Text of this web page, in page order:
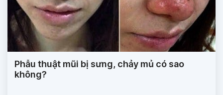
Phẫu thuật mũi bị sưng, chảy mủ có sao
không?